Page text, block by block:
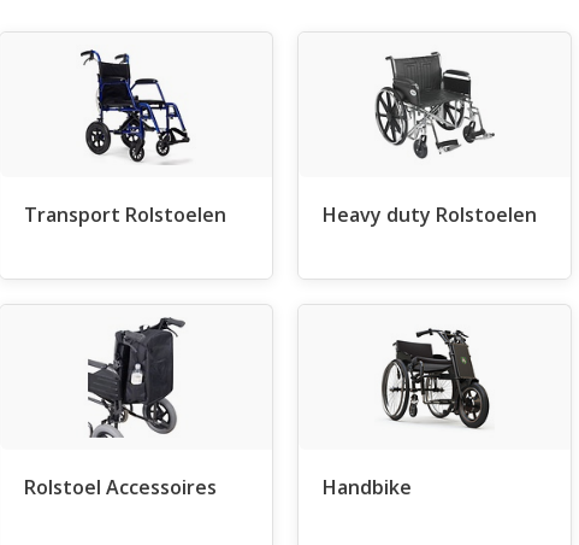
Transport Rolstoelen Heavy duty Rolstoelen
Rolstoel Accessoires Handbike